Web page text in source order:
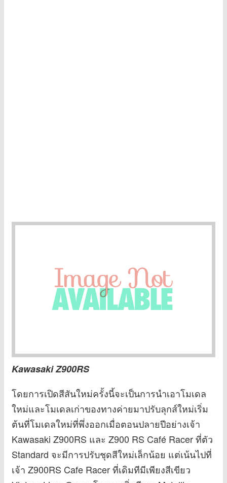
Kawasaki Z900RS
โดยการเปิดสีสันใหม่ครั้งนี้จะเป็นการนำเอาโมเดล
ใหม่และโมเดลเก่าของทางค่ายมาปรับลุกส์ใหม่เริ่ม
ต้นที่โมเดลใหม่ที่พึ่งออกเมื่อตอนปลายปีอย่างเจ้า
Kawasaki Z900RS และ Z900 RS Café Racer ที่ตัว
Standard จะมีการปรับชุดสีใหม่เล็กน้อย แต่เน้นไปที่
เจ้า Z900RS Cafe Racer ที่เดิมทีมีเพียงสีเขียว